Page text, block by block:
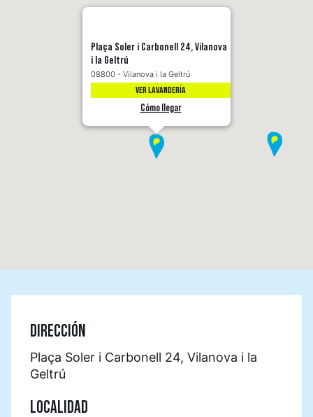
Plaça Soler i Carbonell 24, Vilanova
i la Geltrú
08800 - Vilanova i la Geltrú
VER LAVANDERÍA
Cómo llegar
DIRECCIÓN
Plaça Soler i Carbonell 24, Vilanova i la
Geltrú
LOCALIDAD